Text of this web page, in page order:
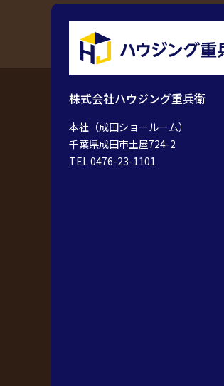
株式会社ハウジング重兵衛
本社（成田ショールーム）
千葉県成田市土屋724-2
TEL 0476-23-1101